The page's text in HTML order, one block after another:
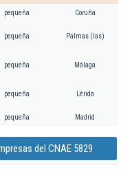
pequeña Coruña
pequeña Palmas (las)
pequeña Málaga
pequeña Lérida
pequeña Madrid
del CNAE 5829